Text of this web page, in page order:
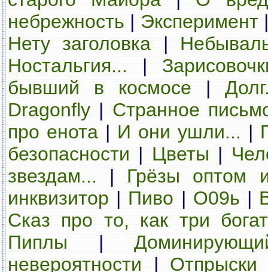
небрежность | Эксперимент
Нету заголовка |
Ностальгия... |
бывший в космосе |
Dragonfly | Странное
про енота | И они ушли... |
безопасности | Цветы |
звездам... | Грёзы оптом
инквизитор | Пиво | О09ь |
Сказ про то, как три
Пиплы |
невероятности | Отпрыски